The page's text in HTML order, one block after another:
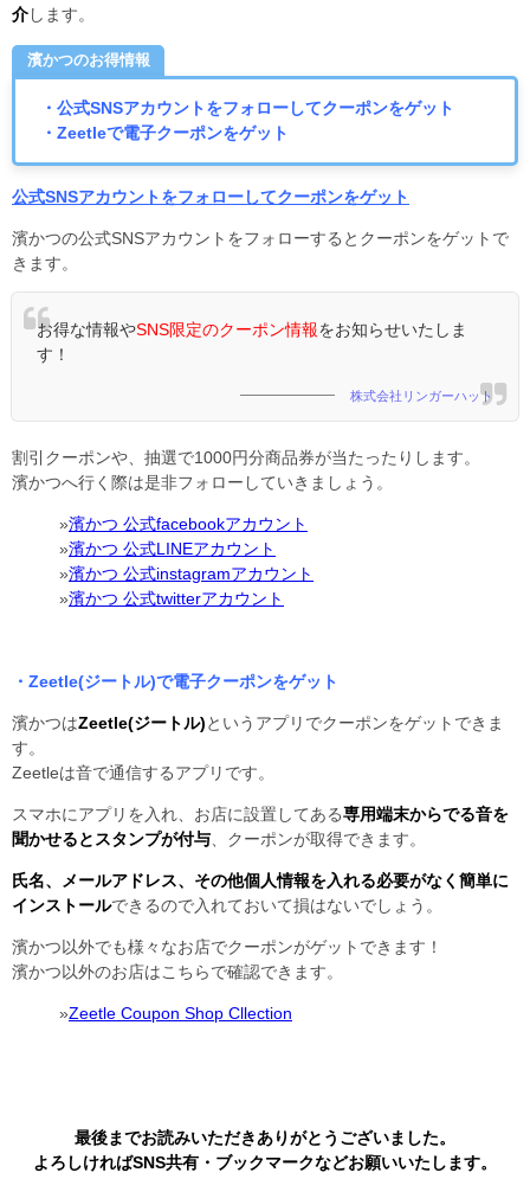
介します。
濱かつのお得情報
・公式SNSアカウントをフォローしてクーポンをゲット
・Zeetleで電子クーポンをゲット
公式SNSアカウントをフォローしてクーポンをゲット
濱かつの公式SNSアカウントをフォローするとクーポンをゲットで
きます。
お得な情報やSNS限定のクーポン情報をお知らせいたしま
す！
株式会社リンガーハット
割引クーポンや、抽選で1000円分商品券が当たったりします。
濱かつへ行く際は是非フォローしていきましょう。
»濱かつ 公式facebookアカウント
»濱かつ 公式LINEアカウント
»濱かつ 公式instagramアカウント
»濱かつ 公式twitterアカウント
・Zeetle(ジートル)で電子クーポンをゲット
濱かつはZeetle(ジートル)というアプリでクーポンをゲットできま
す。
Zeetleは音で通信するアプリです。
スマホにアプリを入れ、お店に設置してある専用端末からでる音を
聞かせるとスタンプが付与、クーポンが取得できます。
氏名、メールアドレス、その他個人情報を入れる必要がなく簡単に
インストールできるので入れておいて損はないでしょう。
濱かつ以外でも様々なお店でクーポンがゲットできます！
濱かつ以外のお店はこちらで確認できます。
»Zeetle Coupon Shop Cllection
最後までお読みいただきありがとうございました。
よろしければSNS共有・ブックマークなどお願いいたします。